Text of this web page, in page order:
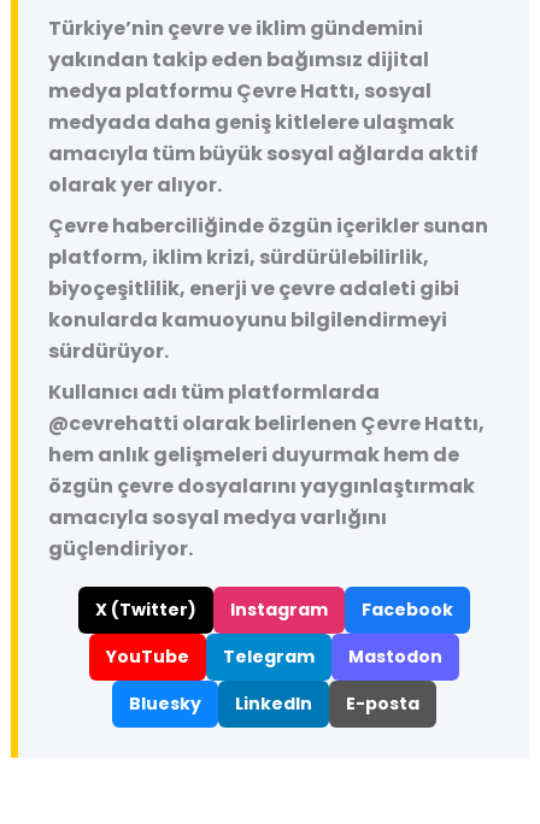
Türkiye’nin çevre ve iklim gündemini
yakından takip eden bağımsız dijital
medya platformu Çevre Hattı, sosyal
medyada daha geniş kitlelere ulaşmak
amacıyla tüm büyük sosyal ağlarda aktif
olarak yer alıyor.
Çevre haberciliğinde özgün içerikler sunan
platform, iklim krizi, sürdürülebilirlik,
biyoçeşitlilik, enerji ve çevre adaleti gibi
konularda kamuoyunu bilgilendirmeyi
sürdürüyor.
Kullanıcı adı tüm platformlarda
@cevrehatti olarak belirlenen Çevre Hattı,
hem anlık gelişmeleri duyurmak hem de
özgün çevre dosyalarını yaygınlaştırmak
amacıyla sosyal medya varlığını
güçlendiriyor.
X (Twitter) Instagram
Facebook
YouTube
Telegram
Mastodon
Bluesky
LinkedIn E-posta